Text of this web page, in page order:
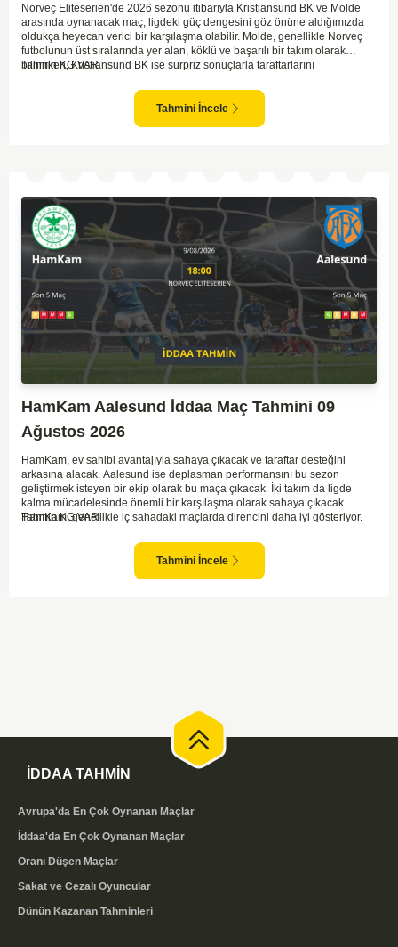
Norveç Eliteserien'de 2026 sezonu itibarıyla Kristiansund BK ve Molde
arasında oynanacak maç, ligdeki güç dengesini göz önüne aldığımızda
oldukça heyecan verici bir karşılaşma olabilir. Molde, genellikle Norveç
futbolunun üst sıralarında yer alan, köklü ve başarılı bir takım olarak
bilinirken, Kristiansund BK ise sürpriz sonuçlarla taraftarlarını
saha avantajını kullanma olasılıklarını artırıyor. Ancak Molde'nin tecrübe
ve kadro kalitesi faktörleri dikkate alındığında, deplasmanda da etkili bir
performans sergilemesi beklenebilir. İki takımın son dönem form durumları
Tahmin KG VAR
Tahmini İncele
HamKam Aalesund İddaa Maç Tahmini 09
Ağustos 2026
HamKam, ev sahibi avantajıyla sahaya çıkacak ve taraftar desteğini
arkasına alacak. Aalesund ise deplasman performansını bu sezon
geliştirmek isteyen bir ekip olarak bu maça çıkacak. İki takım da ligde
kalma mücadelesinde önemli bir karşılaşma olarak sahaya çıkacak.
HamKam, genellikle iç sahadaki maçlarda direncini daha iyi gösteriyor.
olabilir. Hücum anlamında her iki takım da zaman zaman sıkıntı yaşasa da
gol bulma ihtimalleri yüksek.
Tahmin KG VAR
Tahmini İncele
İDDAA TAHMİN
Avrupa'da En Çok Oynanan Maçlar
İddaa'da En Çok Oynanan Maçlar
Oranı Düşen Maçlar
Sakat ve Cezalı Oyuncular
Dünün Kazanan Tahminleri